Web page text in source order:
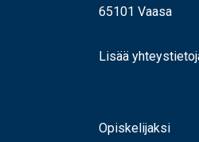
65101 Vaasa
Lisää
Opiskelijaksi